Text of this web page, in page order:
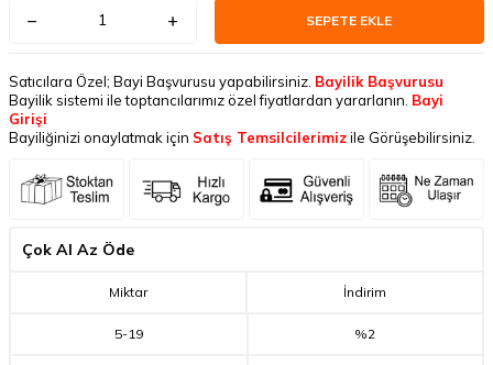
SEPETE EKLE
Satıcılara Özel; Bayi Başvurusu yapabilirsiniz. Bayilik Başvurusu
Bayilik sistemi ile toptancılarımız özel fiyatlardan yararlanın. Bayi
Girişi
Bayiliğinizi onaylatmak için Satış Temsilcilerimizile Görüşebilirsiniz.
Çok Al Az Öde
Miktar İndirim
5-19 %2